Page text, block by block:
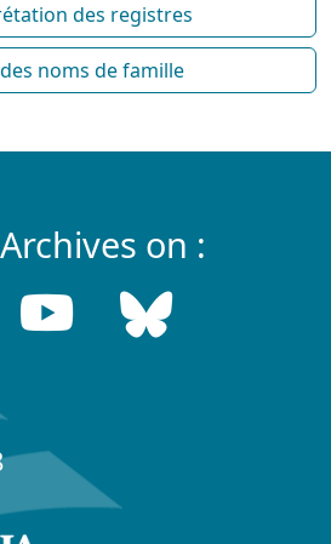
des registres
noms de famille
on :